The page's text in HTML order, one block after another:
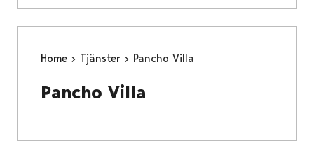
Home Tjänster Pancho Villa
Pancho Villa